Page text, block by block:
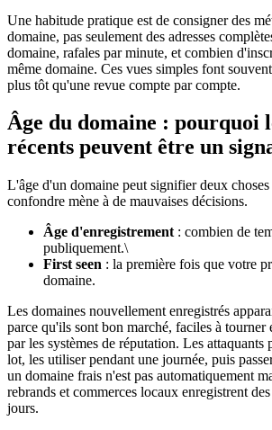
Une habitude pratique est de consigner des
domaine, pas seulement des adresses
domaine, rafales par minute, et combien
même domaine. Ces vues simples font
plus tôt qu'une revue compte par compte.
Âge du domaine : pourquoi
récents peuvent être un
L'âge d'un domaine peut signifier deux
confondre mène à de mauvaises décisions.
Âge d'enregistrement : combien de
publiquement.\
First seen : la première fois que votre
domaine.
Les domaines nouvellement enregistrés
parce qu'ils sont bon marché, faciles à tourner
par les systèmes de réputation. Les attaquants
lot, les utiliser pendant une journée, puis
un domaine frais n'est pas automatiquement
rebrands et commerces locaux enregistrent
jours.